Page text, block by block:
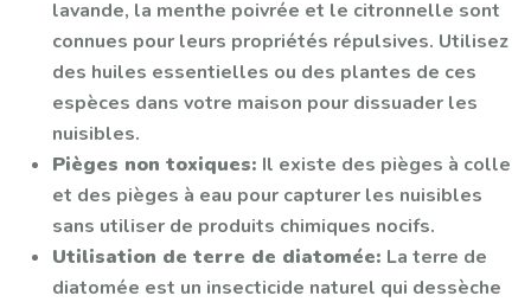
lavande, la menthe poivrée et le citronnelle sont
connues pour leurs propriétés répulsives. Utilisez
des huiles essentielles ou des plantes de ces
espèces dans votre maison pour dissuader les
nuisibles.
Pièges non toxiques: Il existe des pièges à colle
et des pièges à eau pour capturer les nuisibles
sans utiliser de produits chimiques nocifs.
Utilisation de terre de diatomée: La terre de
diatomée est un insecticide naturel qui dessèche